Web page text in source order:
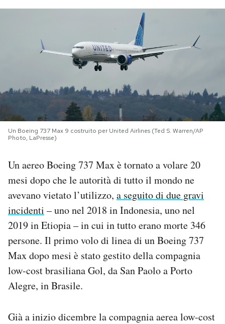
Altrecose
Mondiali calcio 2026
NEWSLETTER
I MIEI PREFERITI
CALENDARIO
AREA PERSONALE
Area Personale
Newsletter
Notifiche mobile
Hai bisogno di aiuto?
Un Boeing 737 Max 9 costruito per United Airlines (Ted S. Warren/AP
Photo, LaPresse)
Un aereo Boeing 737 Max è tornato a volare 20
mesi dopo che le autorità di tutto il mondo ne
avevano vietato l’utilizzo, a seguito di due gravi
incidenti – uno nel 2018 in Indonesia, uno nel
2019 in Etiopia – in cui in tutto erano morte 346
persone. Il primo volo di linea di un Boeing 737
Max dopo mesi è stato gestito della compagnia
low-cost brasiliana Gol, da San Paolo a Porto
Alegre, in Brasile.
Già a inizio dicembre la compagnia aerea low-cost